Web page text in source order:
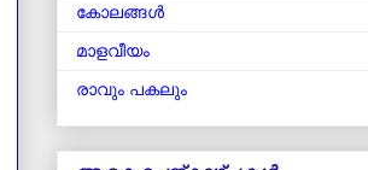
കോലങ്ങള്‍
മാളവീയം
രാവും പകലും